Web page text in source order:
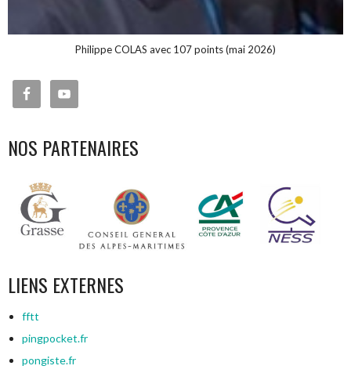
Philippe COLAS avec 107 points (mai 2026)
NOS PARTENAIRES
LIENS EXTERNES
fftt
pingpocket.fr
pongiste.fr